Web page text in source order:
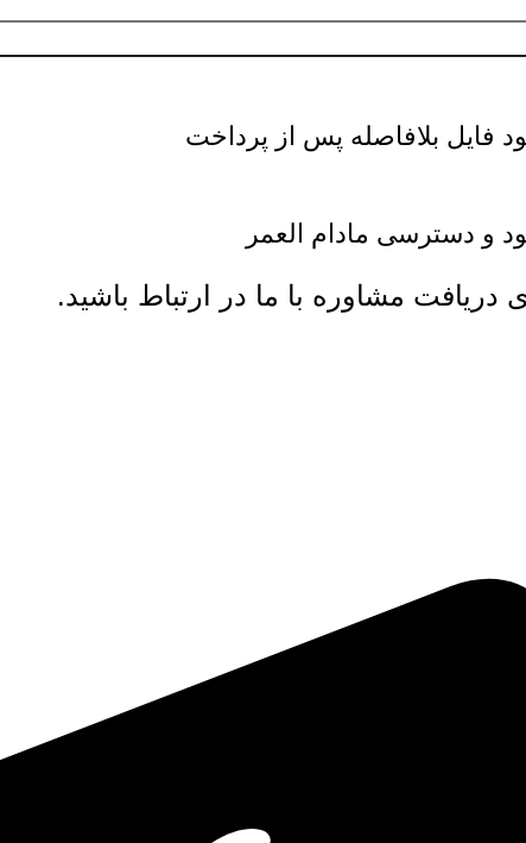
فایل بلافاصله پس از پرداخت
و دسترسی مادام العمر
دریافت مشاوره با ما در ارتباط باشید.